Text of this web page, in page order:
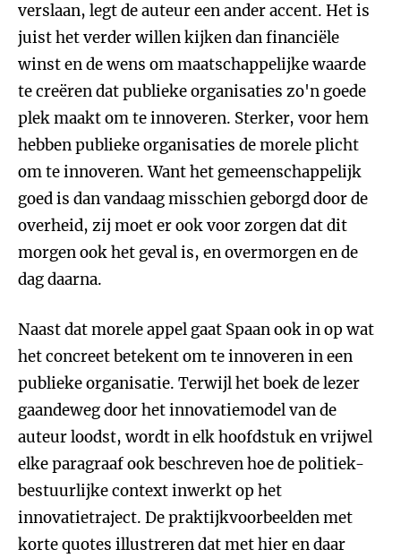
verslaan, legt de auteur een ander accent. Het is
juist het verder willen kijken dan financiële
winst en de wens om maatschappelijke waarde
te creëren dat publieke organisaties zo'n goede
plek maakt om te innoveren. Sterker, voor hem
hebben publieke organisaties de morele plicht
om te innoveren. Want het gemeenschappelijk
goed is dan vandaag misschien geborgd door de
overheid, zij moet er ook voor zorgen dat dit
morgen ook het geval is, en overmorgen en de
dag daarna.
Naast dat morele appel gaat Spaan ook in op wat
het concreet betekent om te innoveren in een
publieke organisatie. Terwijl het boek de lezer
gaandeweg door het innovatiemodel van de
auteur loodst, wordt in elk hoofdstuk en vrijwel
elke paragraaf ook beschreven hoe de politiek-
bestuurlijke context inwerkt op het
innovatietraject. De praktijkvoorbeelden met
korte quotes illustreren dat met hier en daar